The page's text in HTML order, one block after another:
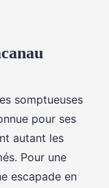
somptueuses
pour ses
autant les
Pour une
escapade en